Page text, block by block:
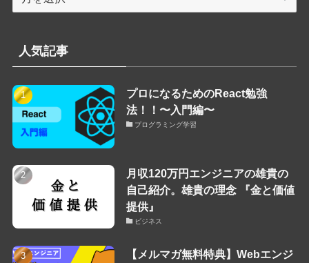
ー
ブ
人気記事
プロになるためのReact勉強
法！！〜入門編〜
プログラミング学習
月収120万円エンジニアの雄貴の
自己紹介。雄貴の理念 『金と価値
提供』
ビジネス
【メルマガ無料特典】Webエンジ